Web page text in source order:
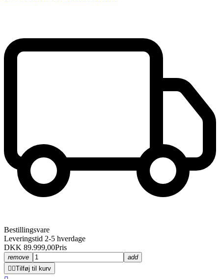
Bestillingsvare
Leveringstid 2-5 hverdage
DKK 89.999,00Pris
remove
add
Tilføj til kurv